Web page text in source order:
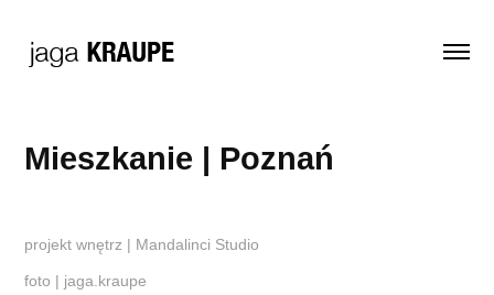
Mieszkanie | Poznań
projekt wnętrz | Mandalinci Studio
foto | jaga.kraupe